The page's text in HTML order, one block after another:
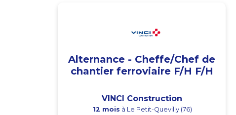
Alternance - Cheffe/Chef de
chantier ferroviaire F/H F/H
VINCI Construction
12 mois à Le Petit-Quevilly (76)